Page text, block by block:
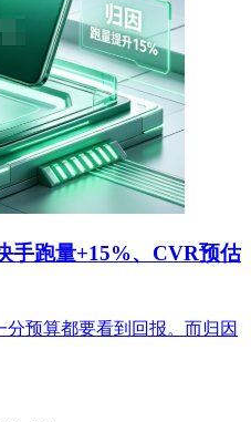
手跑量+15%、CVR预估
预算都要看到回报。而归因